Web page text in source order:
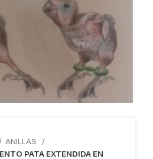
ANILLAS
PATA EXTENDIDA EN